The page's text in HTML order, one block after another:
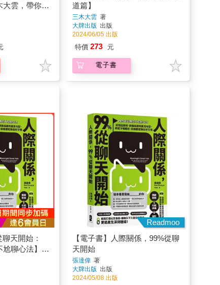
大雲，帶你追
解善惡因緣
道篇】
三木大雲著
大牌出版 出版
2024/06/05 出版
特價 273 元
電子書
天開始：
尬聊心法】從
到萬用句
和誰都能聊
Readmoo
【電子書】人際關係，99%從聊
天開始
張達偉著
大牌出版 出版
2024/05/08 出版